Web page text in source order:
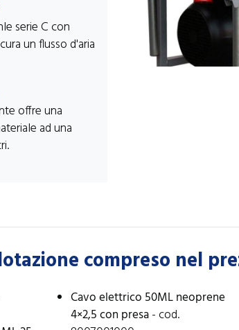
serie C con
un flusso d'aria
offre una
ad una
compreso nel
Cavo elettrico 50ML neoprene
4×2,5 con presa- cod.